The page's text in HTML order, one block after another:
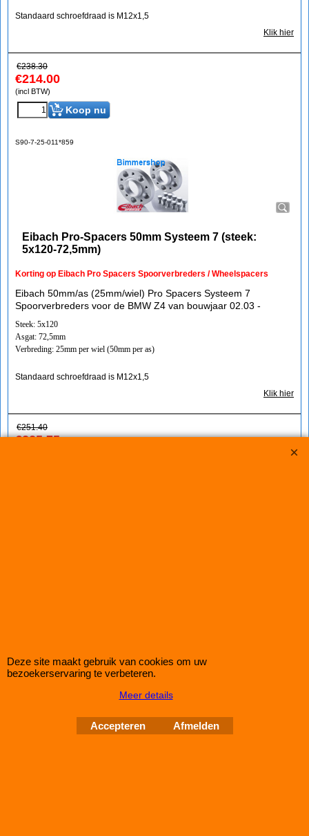
Standaard schroefdraad is M12x1,5
Klik hier
€238.30
€214.00
(incl BTW)
Koop nu
S90-7-25-011*859
Eibach Pro-Spacers 50mm Systeem 7 (steek:
5x120-72,5mm)
Korting op Eibach Pro Spacers Spoorverbreders / Wheelspacers
Eibach 50mm/as (25mm/wiel) Pro Spacers Systeem 7
Spoorverbreders voor de BMW Z4 van bouwjaar 02.03 -
Steek: 5x120
Asgat: 72,5mm
Verbreding: 25mm per wiel (50mm per as)
Standaard schroefdraad is M12x1,5
Klik hier
€251.40
€225.75
Spoorverbreders voor de BMW Z4 van bouwjaar 02.03 -
Deze site maakt gebruik van cookies om uw
bezoekerservaring te verbeteren.
Meer details
Accepteren Afmelden